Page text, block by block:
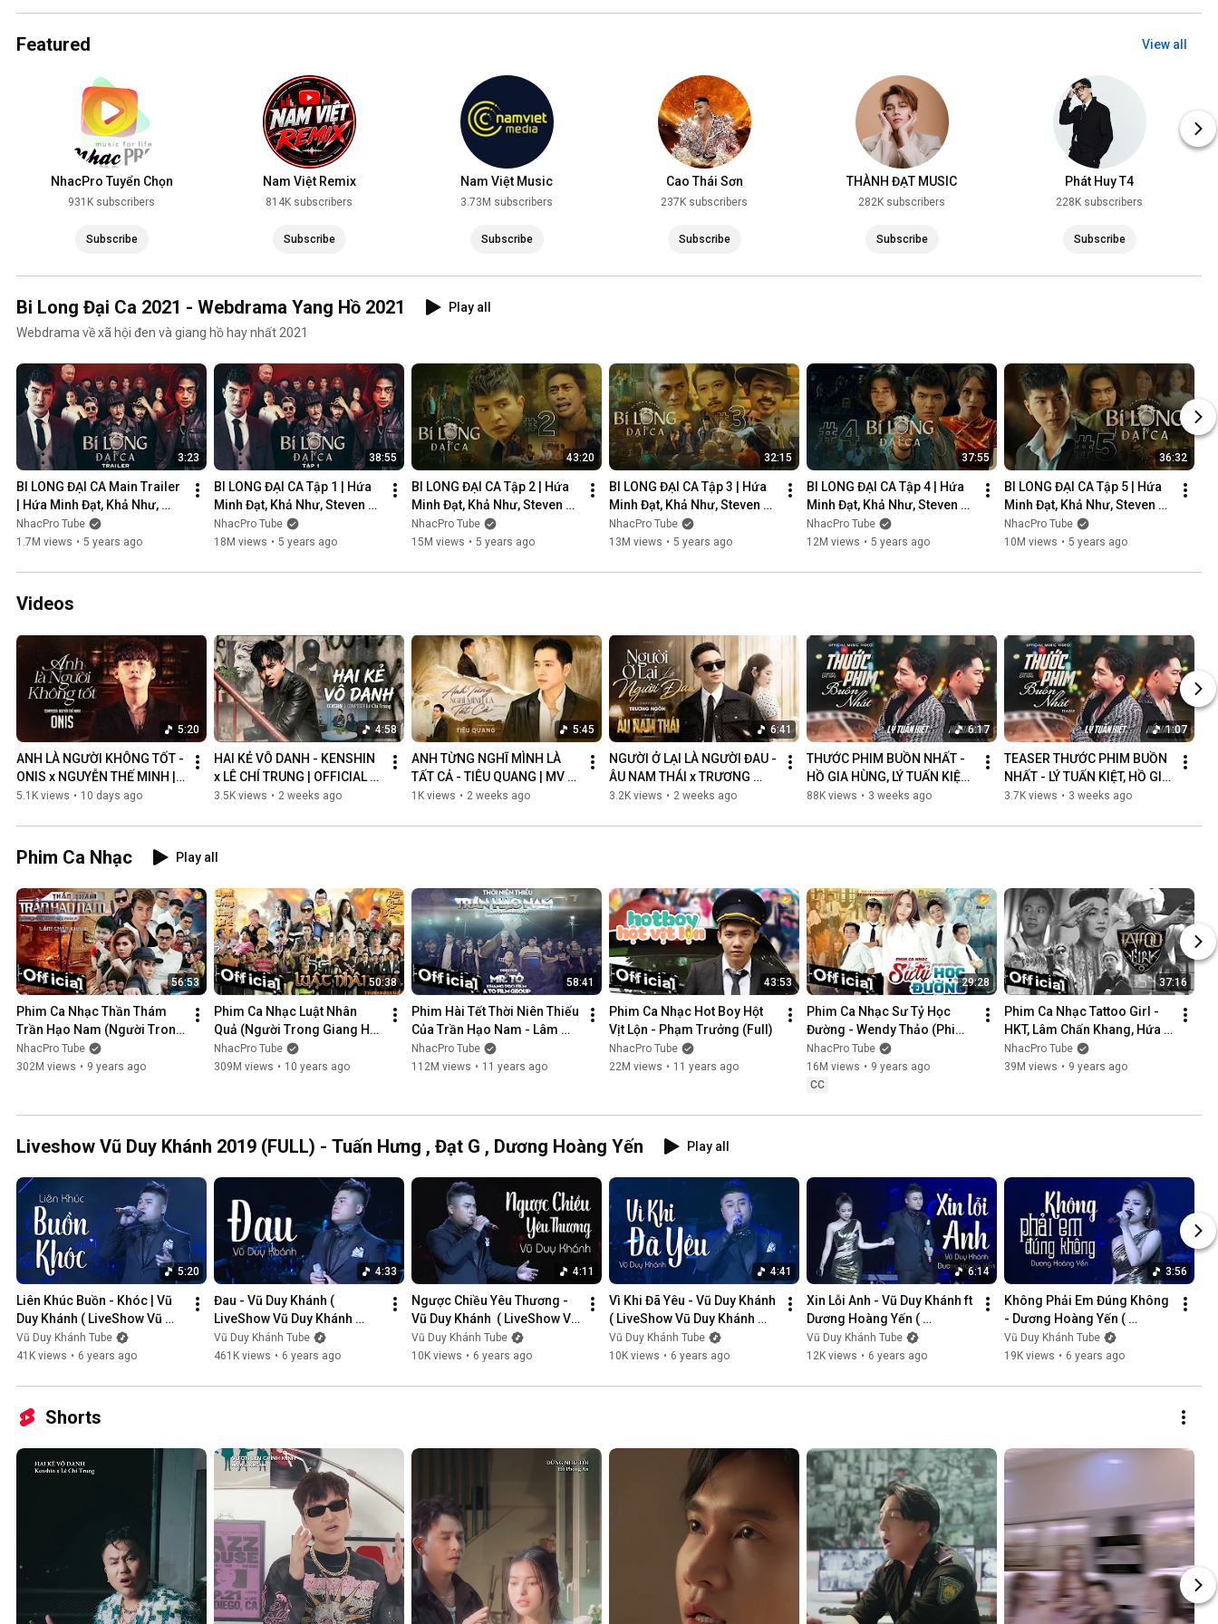
Featured View all
NhacPro Tuyển Chọn
931K subscribers
Subscribe
Nam Việt Remix
814K subscribers
Subscribe
Nam Việt Music
3.73M subscribers
Subscribe
Cao Thái Sơn
237K subscribers
Subscribe
THÀNH ĐẠT MUSIC
282K subscribers
Subscribe
Phát Huy T4
228K subscribers
Subscribe
Bi Long Đại Ca 2021 - Webdrama Yang Hồ 2021
Play all
Webdrama về xã hội đen và giang hồ hay nhất 2021
3:23
BI LONG ĐẠI CA Main Trailer
| Hứa Minh Đạt, Khả Như,
Steven Nguyễn, Lợi Trần |
Webdrama Yang Hồ 2021
NhacPro Tube
1.7M views • 5 years ago
38:55
BI LONG ĐẠI CA Tập 1 | Hứa
Minh Đạt, Khả Như, Steven
Nguyễn, Lợi Trần |
Webdrama Yang Hồ 2021
NhacPro Tube
18M views • 5 years ago
43:20
BI LONG ĐẠI CA Tập 2 | Hứa
Minh Đạt, Khả Như, Steven
Nguyễn, Lợi Trần |
Webdrama Yang Hồ 2021
NhacPro Tube
15M views • 5 years ago
32:15
BI LONG ĐẠI CA Tập 3 | Hứa
Minh Đạt, Khả Như, Steven
Nguyễn, Lợi Trần |
Webdrama Yang Hồ 2021
NhacPro Tube
13M views • 5 years ago
37:55
BI LONG ĐẠI CA Tập 4 | Hứa
Minh Đạt, Khả Như, Steven
Nguyễn, Lợi Trần |
Webdrama Yang Hồ 2021
NhacPro Tube
12M views • 5 years ago
36:32
BI LONG ĐẠI CA Tập 5 | Hứa
Minh Đạt, Khả Như, Steven
Nguyễn, Lợi Trần |
Webdrama Yang Hồ 2021
NhacPro Tube
10M views • 5 years ago
Videos
5:20
ANH LÀ NGƯỜI KHÔNG TỐT -
ONIS x NGUYỄN THẾ MINH |
OFFICIAL MV
5.1K views • 10 days ago
4:58
HAI KẺ VÔ DANH - KENSHIN
x LÊ CHÍ TRUNG | OFFICIAL
MUSIC VIDEO
3.5K views • 2 weeks ago
5:45
ANH TỪNG NGHĨ MÌNH LÀ
TẤT CẢ - TIÊU QUANG | MV
OFFICIAL
1K views • 2 weeks ago
6:41
NGƯỜI Ở LẠI LÀ NGƯỜI ĐAU -
ÂU NAM THÁI x TRƯƠNG
NGÔN | MV OFFICIAL
3.2K views • 2 weeks ago
6:17
THƯỚC PHIM BUỒN NHẤT -
HỒ GIA HÙNG, LÝ TUẤN KIỆT |
OFFICIAL MUSIC VIDEO
88K views • 3 weeks ago
1:07
TEASER THƯỚC PHIM BUỒN
NHẤT - LÝ TUẤN KIỆT, HỒ GIA
HÙNG | NGÀN LỜI NGƯỜI ĐÃ
3.7K views • 3 weeks ago
Phim Ca Nhạc Play all
56:53
Phim Ca Nhạc Thần Thám
Trần Hạo Nam (Người Trong
Giang Hồ 5) - Lâm Chấn
Khang 2017
NhacPro Tube
302M views • 9 years ago
50:38
Phim Ca Nhạc Luật Nhân
Quả (Người Trong Giang Hồ
4) - Lâm Chấn Khang 2016
NhacPro Tube
309M views • 10 years ago
58:41
Phim Hài Tết Thời Niên Thiếu
Của Trần Hạo Nam - Lâm
Chấn Khang [Official]
NhacPro Tube
112M views • 11 years ago
43:53
Phim Ca Nhạc Hot Boy Hột
Vịt Lộn - Phạm Trưởng (Full)
NhacPro Tube
22M views • 11 years ago
29:28
Phim Ca Nhạc Sư Tỷ Học
Đường - Wendy Thảo (Phim
Ca Nhạc Hay Nhất 2017)
NhacPro Tube
16M views • 9 years ago
CC
37:16
Phim Ca Nhạc Tattoo Girl -
HKT, Lâm Chấn Khang, Hứa
Minh Đạt, Thanh Tân
NhacPro Tube
39M views • 9 years ago
Liveshow Vũ Duy Khánh 2019 (FULL) - Tuấn Hưng , Đạt G , Dương Hoàng Yến Play all
5:20
Liên Khúc Buồn - Khóc | Vũ
Duy Khánh ( LiveShow Vũ
Duy Khánh 2019 Phần 1/21 )
Vũ Duy Khánh Tube
41K views • 6 years ago
4:33
Đau - Vũ Duy Khánh (
LiveShow Vũ Duy Khánh
2019 Phần 2/21 )
Vũ Duy Khánh Tube
461K views • 6 years ago
4:11
Ngược Chiều Yêu Thương -
Vũ Duy Khánh  ( LiveShow Vũ
Duy Khánh 2019 Phần 3/21 )
Vũ Duy Khánh Tube
10K views • 6 years ago
4:41
Vì Khi Đã Yêu - Vũ Duy Khánh
( LiveShow Vũ Duy Khánh
2019 Phần 4/21 )
Vũ Duy Khánh Tube
10K views • 6 years ago
6:14
Xin Lỗi Anh - Vũ Duy Khánh ft
Dương Hoàng Yến (
LiveShow Vũ Duy Khánh
2019 Phần 5/21 )
Vũ Duy Khánh Tube
12K views • 6 years ago
3:56
Không Phải Em Đúng Không
- Dương Hoàng Yến (
LiveShow Vũ Duy Khánh
2019 Phần 6/21 )
Vũ Duy Khánh Tube
19K views • 6 years ago
Shorts